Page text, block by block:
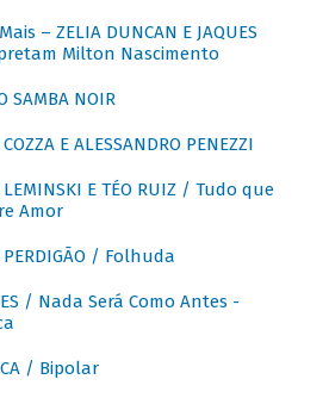
– ZELIA DUNCAN E JAQUES
Milton Nascimento
SAMBA NOIR
E ALESSANDRO PENEZZI
LEMINSKI E TÉO RUIZ / Tudo que
Amor
PERDIGÃO / Folhuda
/ Nada Será Como Antes -
/ Bipolar